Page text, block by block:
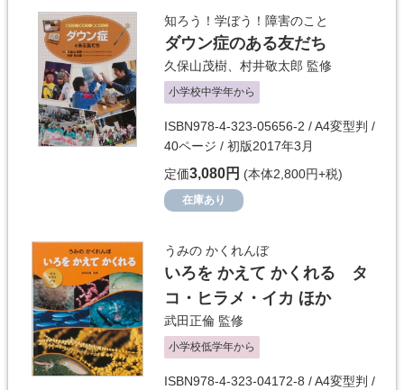
知ろう！学ぼう！障害のこと
ダウン症のある友だち
久保山茂樹 村井敬太郎 監修
小学校中学年から
ISBN978-4-323-05656-2 / A4変型判 /
40ページ / 初版2017年3月
定価3,080円 (本体2,800円+税)
在庫あり
うみの かくれんぼ
いろを かえて かくれる タ
コ・ヒラメ・イカ ほか
武田正倫 監修
小学校低学年から
ISBN978-4-323-04172-8 / A4変型判 /